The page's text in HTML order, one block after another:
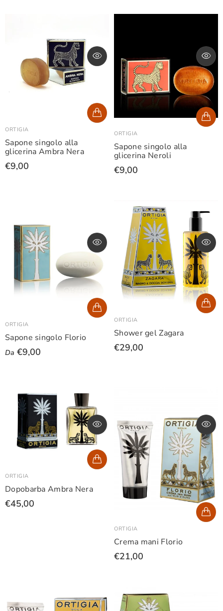
ORTIGIA
Sapone singolo alla
glicerina Ambra Nera
€9,00
ORTIGIA
Sapone singolo alla
glicerina Neroli
€9,00
ORTIGIA
Sapone singolo Florio
Da €9,00
ORTIGIA
Shower gel Zagara
€29,00
ORTIGIA
Dopobarba Ambra Nera
€45,00
ORTIGIA
Crema mani Florio
€21,00